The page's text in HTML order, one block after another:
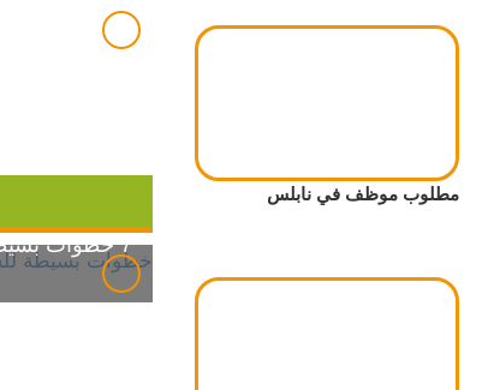
مطلوب موظف في نابلس
7 خطوات